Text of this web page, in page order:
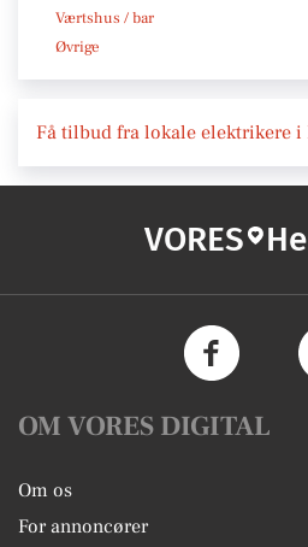
Værtshus / bar
Øvrige
Få tilbud fra lokale elektrikere i
VORES
OM VORES DIGITAL
Om os
For annoncører